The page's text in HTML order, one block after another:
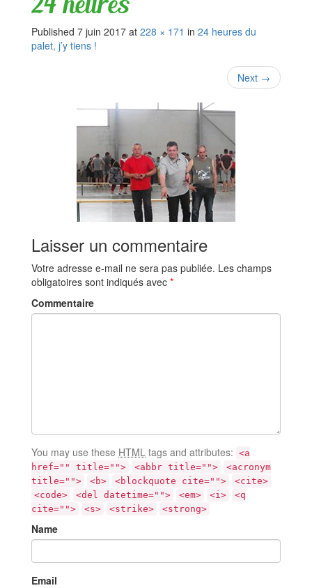
Published 7 juin 2017 at 228 × 171 in 24 heures du
palet, j’y tiens !
Next →
Laisser un commentaire
Votre adresse e-mail ne sera pas publiée. Les champs
obligatoires sont indiqués avec *
Commentaire
You may use these HTML tags and attributes: <a
href="" title="">
<abbr title="">
<acronym
title="">
<b> <blockquote cite="">
<cite>
<code>
<del datetime=""> <em> <i>
<q
cite="">
<s> <strike> <strong>
Name
Email